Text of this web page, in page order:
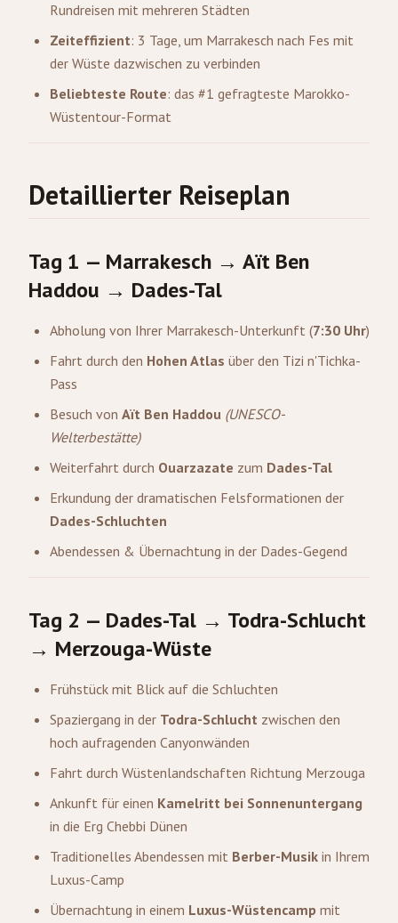
Rundreisen mit mehreren Städten
Zeiteffizient: 3 Tage, um Marrakesch nach Fes mit
der Wüste dazwischen zu verbinden
Beliebteste Route: das #1 gefragteste Marokko-
Wüstentour-Format
Detaillierter Reiseplan
Tag 1 — Marrakesch → Aït Ben
Haddou → Dades-Tal
Abholung von Ihrer Marrakesch-Unterkunft (7:30 Uhr)
Fahrt durch den Hohen Atlas über den Tizi n'Tichka-
Pass
Besuch von Aït Ben Haddou (UNESCO-
Welterbestätte)
Weiterfahrt durch Ouarzazate zum Dades-Tal
Erkundung der dramatischen Felsformationen der
Dades-Schluchten
Abendessen & Übernachtung in der Dades-Gegend
Tag 2 — Dades-Tal → Todra-Schlucht
→ Merzouga-Wüste
Frühstück mit Blick auf die Schluchten
Spaziergang in der Todra-Schlucht zwischen den
hoch aufragenden Canyonwänden
Fahrt durch Wüstenlandschaften Richtung Merzouga
Ankunft für einen Kamelritt bei Sonnenuntergang
in die Erg Chebbi Dünen
Traditionelles Abendessen mit Berber-Musik in Ihrem
Luxus-Camp
Übernachtung in einem Luxus-Wüstencamp mit